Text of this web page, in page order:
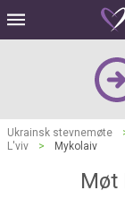
Ukrainsk stevnemøte
L'viv
> Mykolaiv
Møt